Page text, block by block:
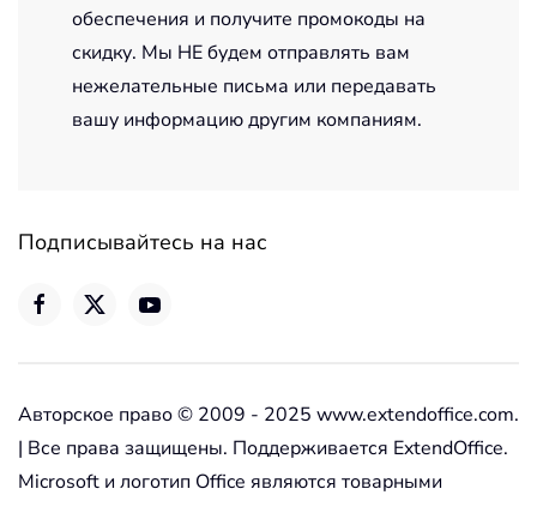
обеспечения и получите промокоды на
скидку. Мы НЕ будем отправлять вам
нежелательные письма или передавать
вашу информацию другим компаниям.
Подписывайтесь на нас
Авторское право © 2009 - 2025 www.extendoffice.com.
| Все права защищены. Поддерживается ExtendOffice.
Microsoft и логотип Office являются товарными